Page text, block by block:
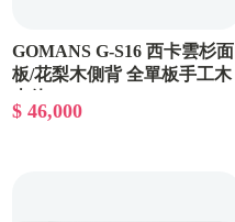
GOMANS G-S16 西卡雲杉面
板/花梨木側背 全單板手工木
$ 46,000